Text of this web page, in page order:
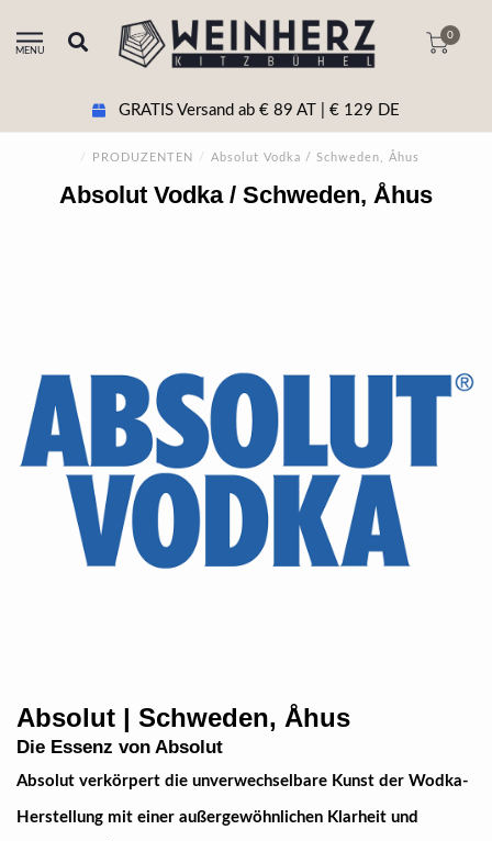
MENU
0
GRATIS Versand ab € 89 AT | € 129 DE
/ PRODUZENTEN / Absolut Vodka / Schweden, Åhus
Absolut Vodka / Schweden, Åhus
Absolut | Schweden, Åhus
Die Essenz von Absolut
Absolut verkörpert die unverwechselbare Kunst der Wodka-
Herstellung mit einer außergewöhnlichen Klarheit und